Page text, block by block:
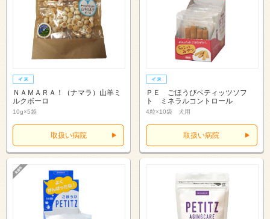
ＮＡＭＡＲＡ！（ナマラ）山羊ミ
ルクボーロ
10g×5袋
取扱い病院
ＰＥ ごほうびペティッツソフ
ト ミネラルコントロール
4粒×10袋 犬用
取扱い病院